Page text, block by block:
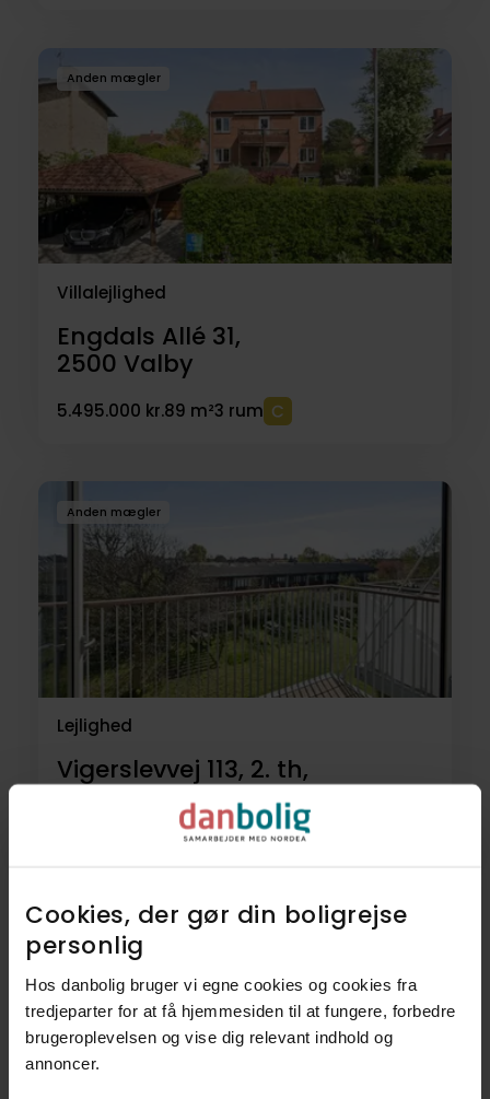
Cookies, der gør din boligrejse
personlig​
Hos danbolig bruger vi egne cookies og cookies fra
tredjeparter for at få hjemmesiden til at fungere, forbedre
brugeroplevelsen og vise dig relevant indhold og
annoncer.​
Anden mægler
Villalejlighed
Engdals Allé 31,
2500 Valby
5.495.000 kr.89 m²3 rum
Anden mægler
Lejlighed
Vigerslevvej 113, 2. th,
2500Valby
51 m²2 rum
6
Lejligheder
3
Villaer